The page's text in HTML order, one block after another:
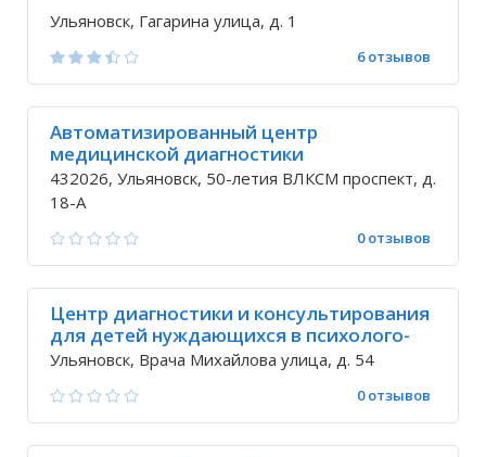
Ульяновск, Гагарина улица, д. 1
6 отзывов
Автоматизированный центр
медицинской диагностики
432026, Ульяновск, 50-летия ВЛКСМ проспект, д.
18-А
0 отзывов
Центр диагностики и консультирования
для детей нуждающихся в психолого-
педагогической и медико-социальной
Ульяновск, Врача Михайлова улица, д. 54
0 отзывов